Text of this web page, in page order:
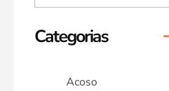
Categorias
Acoso